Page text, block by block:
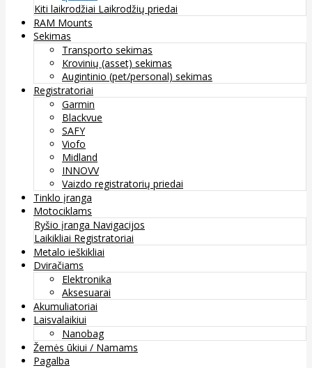
Kiti laikrodžiai Laikrodžių priedai
RAM Mounts
Sekimas
Transporto sekimas
Krovinių (asset) sekimas
Augintinio (pet/personal) sekimas
Registratoriai
Garmin
Blackvue
SAFY
Viofo
Midland
INNOVV
Vaizdo registratorių priedai
Tinklo įranga
Motociklams
Ryšio įranga Navigacijos
Laikikliai Registratoriai
Metalo ieškikliai
Dviračiams
Elektronika
Aksesuarai
Akumuliatoriai
Laisvalaikiui
Nanobag
Žemės ūkiui / Namams
Pagalba